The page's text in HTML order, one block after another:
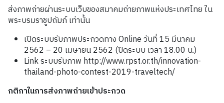
ส่งภาพถ่ายผ่านระบบเว็บของสมาคมถ่ายภาพแห่งประเทศไทย ใน
พระบรมราชูปถัมภ์ เท่านั้น
เปิดระบบรับภาพประกวดทาง Online วันที่ 15 มีนาคม
2562 – 20 เมษายน 2562 (ปิดระบบ เวลา 18.00 น.)
Link ระบบรับภาพ http://www.rpst.or.th/innovation-
thailand-photo-contest-2019-traveltech/
กติกาในการส่งภาพถ่ายเข้าประกวด